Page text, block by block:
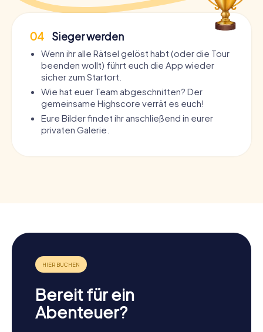
04 Sieger werden
Wenn ihr alle Rätsel gelöst habt (oder die Tour
beenden wollt) führt euch die App wieder
sicher zum Startort.
Wie hat euer Team abgeschnitten? Der
gemeinsame Highscore verrät es euch!
Eure Bilder findet ihr anschließend in eurer
privaten Galerie.
Bereit für ein
Abenteuer?